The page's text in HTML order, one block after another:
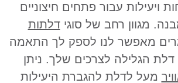
ויעילות עבור פתחים חיצוניים
מגוון רחב של סוגידלתות
מאפשר לנו לספק לך התאמה
הגלילה לצרכים שלך. ניתן
מעל לדלת להגברת היעילות